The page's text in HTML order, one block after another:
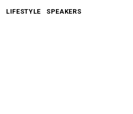
LIFESTYLE SPEAKERS